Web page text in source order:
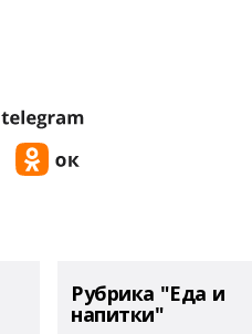
Рубрика "Еда и
напитки"